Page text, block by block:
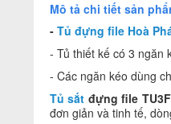
Mô tả chi tiết sản
- Tủ đựng file Hoà
- Tủ thiết kế có 3 ngăn
- Các ngăn kéo dùng
Tủ sắt đựng file
đơn giản và tinh tế,